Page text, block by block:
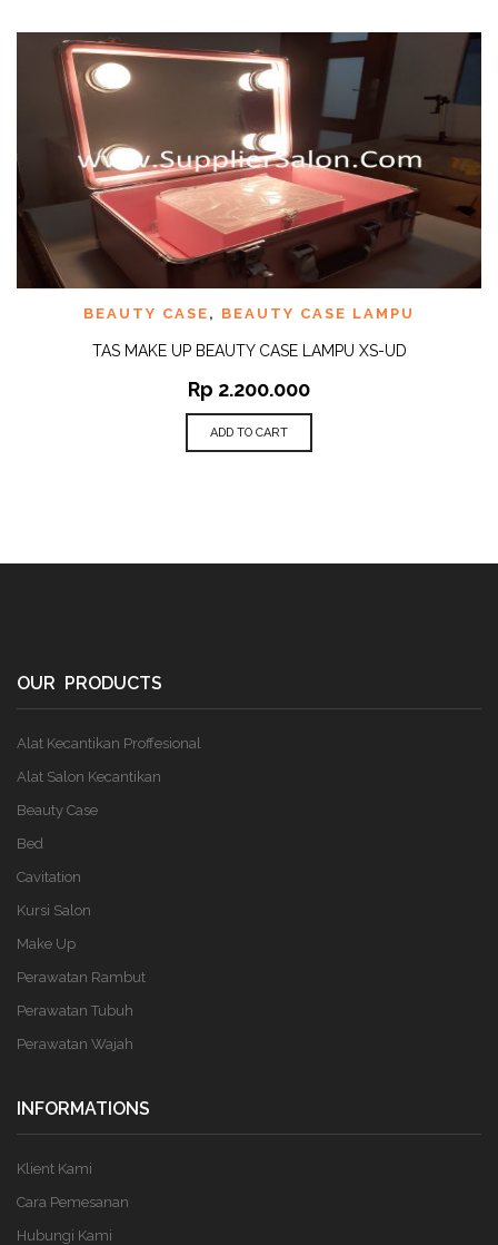
BEAUTY CASE , BEAUTY CASE LAMPU
TAS MAKE UP BEAUTY CASE LAMPU XS-UD
Rp 2.200.000
ADD TO CART
OUR PRODUCTS
Alat Kecantikan Proffesional
Alat Salon Kecantikan
Beauty Case
Bed
Cavitation
Kursi Salon
Make Up
Perawatan Rambut
Perawatan Tubuh
Perawatan Wajah
INFORMATIONS
Klient Kami
Cara Pemesanan
Hubungi Kami